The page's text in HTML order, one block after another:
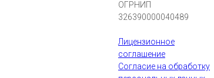
ОГРНИП
326390000040489
Лицензионное
соглашение
Согласие на обработку